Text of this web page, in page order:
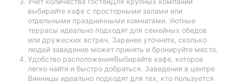
выбирайте кафе с просторными залами или
отдельными праздничными комнатами. Уютные
террасы идеально подходят для семейных обедов
или дружеских встреч. Заранее уточните, сколько
людей заведение может принять и бронируйте место.
Удобство расположенияВыбирайте кафе, которое
легко найти и быстро добраться. Заведения в центре
Винницы идеально подходят для тех, кто пользуется